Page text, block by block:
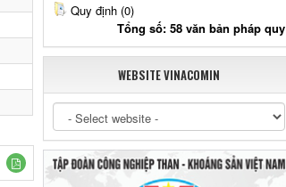
Quy định (0)
Tổng số: 58 văn bản pháp quy
WEBSITE VINACOMIN